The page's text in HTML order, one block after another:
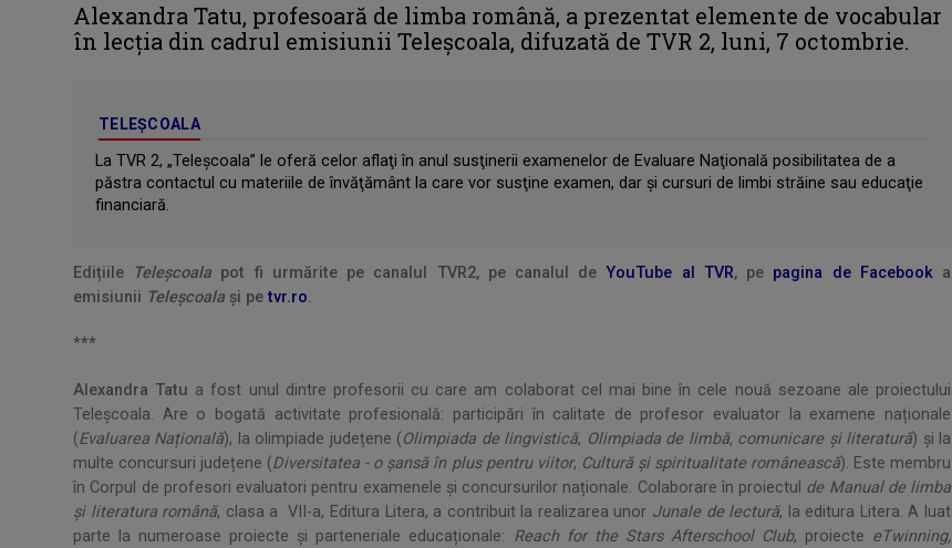
Alexandra Tatu, profesoară de limba română, a prezentat elemente de vocabular
în lecția din cadrul emisiunii Teleșcoala, difuzată de TVR 2, luni, 7 octombrie.
TELEȘCOALA
La TVR 2, „Teleşcoala” le oferă celor aflaţi în anul susţinerii examenelor de Evaluare Naţională posibilitatea de a
păstra contactul cu materiile de învăţământ la care vor susţine examen, dar şi cursuri de limbi străine sau educaţie
financiară.
Edițiile Teleșcoala pot fi urmărite pe canalul TVR2, pe canalul deYouTube al TVR, pe pagina de Facebooka
emisiunii Teleșcoala şi petvr.ro.
***
Alexandra Tatu a fost unul dintre profesorii cu care am colaborat cel mai bine în cele nouă sezoane ale proiectului
Teleşcoala. Are o bogată activitate profesională: participări în calitate de profesor evaluator la examene naționale
(Evaluarea Națională), la olimpiade județene (Olimpiada de lingvistică, Olimpiada de limbă, comunicare și literatură) și la
multe concursuri județene (Diversitatea - o șansă în plus pentru viitor, Cultură și spiritualitate românească). Este membru
în Corpul de profesori evaluatori pentru examenele și concursurilor naționale. Colaborare în proiectul de Manual de limba
și literatura română, clasa a VII-a, Editura Litera, a contribuit la realizarea unor Junale de lectură, la editura Litera. A luat
parte la numeroase proiecte și parteneriale educaționale: Reach for the Stars Afterschool Club, proiecte eTwinning,